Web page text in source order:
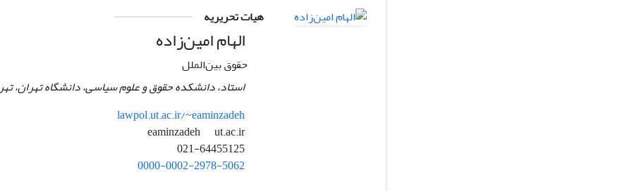
هیات تحریریه
الهام امین‌زاده
حقوق بین‌الملل
استاد، دانشکده حقوق و علوم سیاسی، دانشگاه تهران،
lawpol.ut.ac.ir/~eaminzadeh
eaminzadeh
ut.ac.ir
0000-0002-2978-5062